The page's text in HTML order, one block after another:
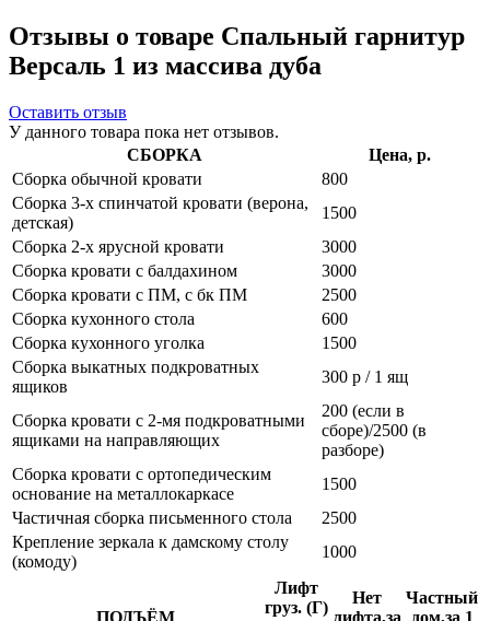
Отзывы о товаре Спальный гарнитур
Версаль 1 из массива дуба
Оставить отзыв
У данного товара пока нет отзывов.
СБОРКА
Цена, р.
Сборка обычной кровати
800
Сборка 3-х спинчатой кровати (верона,
детская)
1500
Сборка 2-х ярусной кровати
3000
Сборка кровати с балдахином
3000
Сборка кровати с ПМ, с бк ПМ
2500
Сборка кухонного стола
600
Сборка кухонного уголка
1500
Сборка выкатных подкроватных
ящиков
300 р / 1 ящ
Сборка кровати с 2-мя подкроватными
ящиками на направляющих
200 (если в
сборе)/2500 (в
разборе)
Сборка кровати с ортопедическим
основание на металлокаркасе
1500
Частичная сборка письменного стола
2500
Крепление зеркала к дамскому столу
(комоду)
1000
ПОДЪЁМ
Лифт
груз. (Г)
Нет
лифта,за
Частный
дом,за 1